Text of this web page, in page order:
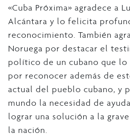
«Cuba Próxima» agradece a
Alcántara y lo felicita
reconocimiento. También
Noruega por destacar el
político de un cubano que lo
por reconocer además de
actual del pueblo cubano, y
mundo la necesidad de
lograr una solución a la
la nación.